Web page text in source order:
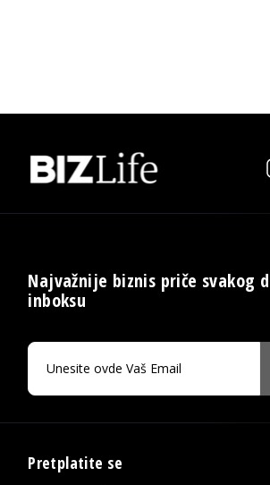
Najvažnije biznis priče svakog
inboksu
Pretplatite se